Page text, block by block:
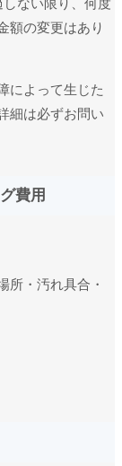
ない限り、何度
額の変更はあり
によって生じた
細は必ずお問い
費用
所・汚れ具合・